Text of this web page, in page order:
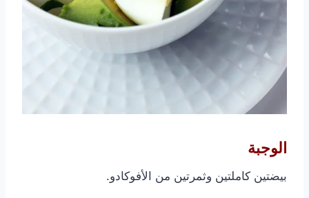
الوجبة
بيضتين كاملتين وثمرتين من الأفوكادو.